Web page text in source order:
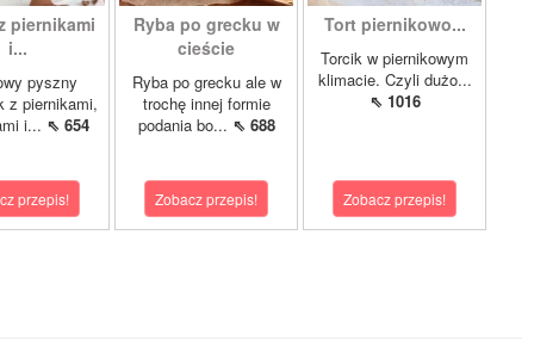
piernikami
i...
pyszny
z piernikami,
i... ⇖ 654
przepis!
Ryba po grecku w
cieście
Ryba po grecku ale w
trochę innej formie
podania bo... ⇖ 688
Zobacz przepis!
Tort piernikowo...
Torcik w piernikowym
klimacie. Czyli dużo...
⇖ 1016
Zobacz przepis!